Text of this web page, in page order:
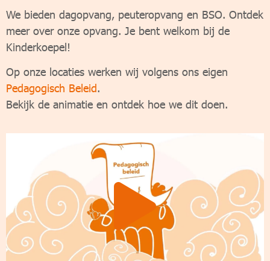
We bieden dagopvang, peuteropvang en BSO. Ontdek
meer over onze opvang. Je bent welkom bij de
Kinderkoepel!
Op onze locaties werken wij volgens ons eigen
Pedagogisch Beleid.
Bekijk de animatie en ontdek hoe we dit doen.